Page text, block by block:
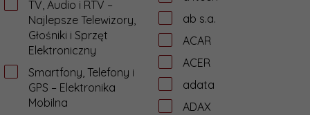
TV, Audio i RTV –
Najlepsze Telewizory,
Głośniki i Sprzęt
Elektroniczny
Smartfony, Telefony i
GPS – Elektronika
Mobilna
ab s.a.
ACAR
ACER
adata
ADAX